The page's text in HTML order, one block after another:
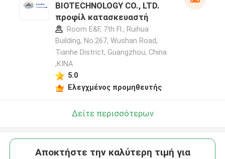
BIOTECHNOLOGY CO., LTD.
προφίλ κατασκευαστή
Room E&F, 7th Fl., Ruihua
Building, No.267, Wushan Road,
Tianhe District, Guangzhou, China
,ΚΙΝΑ
5.0
Ελεγχμένος προμηθευτής
Δείτε περισσότερων
Αποκτήστε την καλύτερη τιμή για